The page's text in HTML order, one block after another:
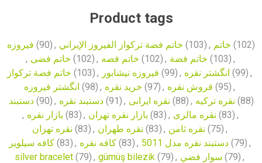
Product tags
فیروزه (90) , خاتم فضة تركواز الفيروز الإيراني (103) , خاتم (102)
, خاتم فضی (102) , خاتم فضه (102) , خاتم فضة (103) ,
خاتم فضة تركواز (103) , فیروزه نیشابور (99) , انگشتر نقره (99) ,
انگشتر فیروزه (98) , خرید نقره (97) , قروش نقره (95) ,
دستبند (90) , دستبند نقره (91) , نقره ایرانی (88) , نقره ترکیه (88)
, بازار نقره (83) , بازار نقره تهران (83) , نقره مالزی (83) ,
نقره تهران (83) , نقره طهران (83) , نقره ثامن (75) ,
کافه سیلویر (83) , کافه نقره (83) , دستبند نقره مدل 5011 (79) ,
silver bracelet (79) , gümüş bilezik (79) , سوار فضي (79) ,